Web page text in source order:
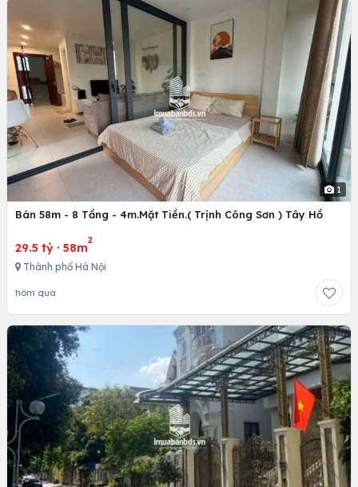
1
Bán 58m - 8 Tầng - 4m.Mặt Tiền.( Trịnh Công Sơn ) Tây Hồ
29.5 tỷ · 58m
2
Thành phố Hà Nội
hôm qua